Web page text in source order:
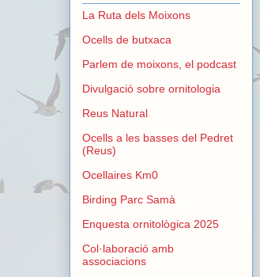
La Ruta dels Moixons
Ocells de butxaca
Parlem de moixons, el podcast
Divulgació sobre ornitologia
Reus Natural
Ocells a les basses del Pedret
(Reus)
Ocellaires Km0
Birding Parc Samà
Enquesta ornitològica 2025
Col·laboració amb
associacions